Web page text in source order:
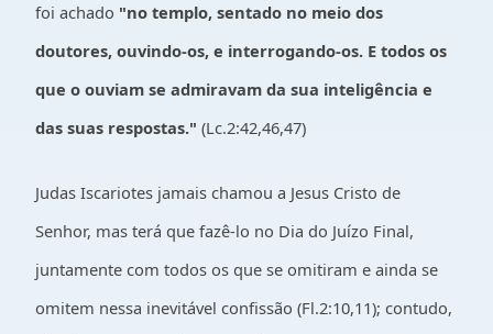
foi achado "no templo, sentado no meio dos
doutores, ouvindo-os, e interrogando-os. E todos os
que o ouviam se admiravam da sua inteligência e
das suas respostas." (Lc.2:42,46,47)
Judas Iscariotes jamais chamou a Jesus Cristo de
Senhor, mas terá que fazê-lo no Dia do Juízo Final,
juntamente com todos os que se omitiram e ainda se
omitem nessa inevitável confissão (Fl.2:10,11); contudo,